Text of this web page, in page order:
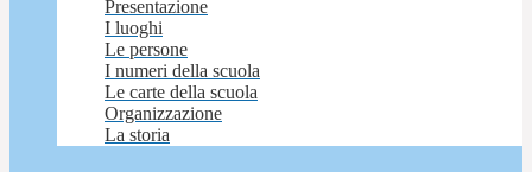
Presentazione
I luoghi
Le persone
I numeri della scuola
Le carte della scuola
Organizzazione
La storia